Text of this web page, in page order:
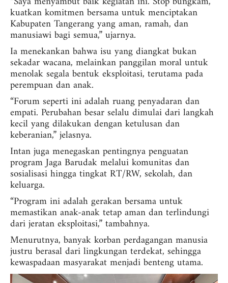
kuatkan komitmen bersama untuk menciptakan
Kabupaten Tangerang yang aman, ramah, dan
manusiawi bagi semua,” ujarnya.
Ia menekankan bahwa isu yang diangkat bukan
sekadar wacana, melainkan panggilan moral untuk
menolak segala bentuk eksploitasi, terutama pada
perempuan dan anak.
“Forum seperti ini adalah ruang penyadaran dan
empati. Perubahan besar selalu dimulai dari langkah
kecil yang dilakukan dengan ketulusan dan
keberanian,” jelasnya.
Intan juga menegaskan pentingnya penguatan
program Jaga Barudak melalui komunitas dan
sosialisasi hingga tingkat RT/RW, sekolah, dan
keluarga.
“Program ini adalah gerakan bersama untuk
memastikan anak-anak tetap aman dan terlindungi
dari jeratan eksploitasi,” tambahnya.
Menurutnya, banyak korban perdagangan manusia
justru berasal dari lingkungan terdekat, sehingga
kewaspadaan masyarakat menjadi benteng utama.